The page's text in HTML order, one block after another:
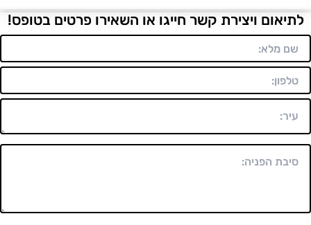
לתיאום ויצירת קשר חייגו או השאירו פרטים בטופס!